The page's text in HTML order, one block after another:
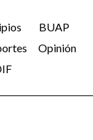
BUAP
Opinión